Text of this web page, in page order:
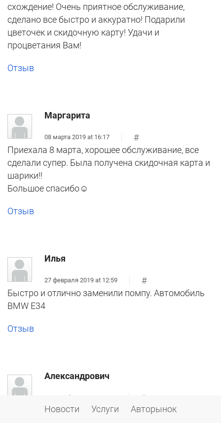
схождение! Очень приятное обслуживание,
сделано все быстро и аккуратно! Подарили
цветочек и скидочную карту! Удачи и
процветания Вам!
Отзыв
Маргарита
08 марта 2019 at 16:17
#
Приехала 8 марта, хорошее обслуживание, все
сделали супер. Была получена скидочная карта и
шарики!!
Большое спасибо☺️
Отзыв
Илья
27 февраля 2019 at 12:59
#
Быстро и отлично заменили помпу. Автомобиль
BMW E34
Отзыв
Александрович
04 декабря 2018 at 20:16
#
Очень большой отзыв, к сожалению
Новости Услуги Авторынок